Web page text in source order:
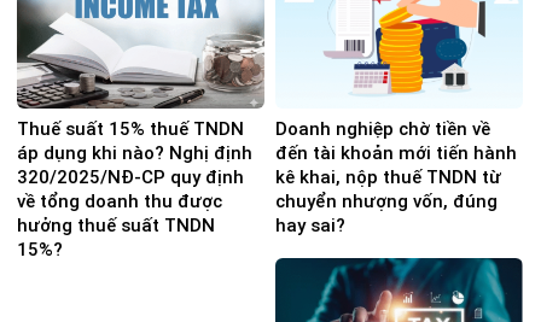
Thuế suất 15% thuế TNDN
áp dụng khi nào? Nghị định
320/2025/NĐ-CP quy định
về tổng doanh thu được
hưởng thuế suất TNDN
15%?
Doanh nghiệp chờ tiền về
đến tài khoản mới tiến hành
kê khai, nộp thuế TNDN từ
chuyển nhượng vốn, đúng
hay sai?